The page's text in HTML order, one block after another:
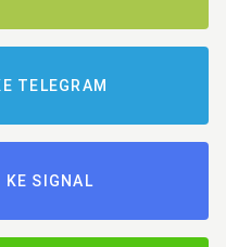
TELEGRAM
KE SIGNAL